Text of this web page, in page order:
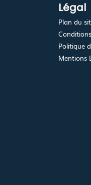
Légal
Plan du
Politique
Mentions